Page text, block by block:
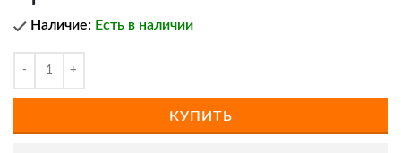
Наличие: Есть в наличии
КУПИТЬ